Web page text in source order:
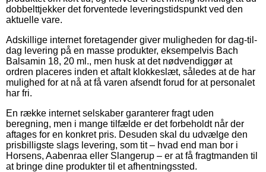
dobbelttjekker det forventede leveringstidspunkt ved den
aktuelle vare.
Adskillige internet foretagender giver muligheden for dag-til-
dag levering på en masse produkter, eksempelvis Bach
Balsamin 18, 20 ml., men husk at det nødvendiggør at
ordren placeres inden et aftalt klokkeslæt, således at de har
mulighed for at nå at få varen afsendt forud for at personalet
har fri.
En række internet selskaber garanterer fragt uden
beregning, men i mange tilfælde er det forbeholdt når der
aftages for en konkret pris. Desuden skal du udvælge den
prisbilligste slags levering, som tit – hvad end man bor i
Horsens, Aabenraa eller Slangerup – er at få fragtmanden til
at bringe dine produkter til et afhentningssted.